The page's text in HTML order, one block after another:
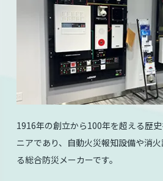
1916年の創立から100年を超える歴
ニアであり、自動火災報知設備や消
る総合防災メーカーです。